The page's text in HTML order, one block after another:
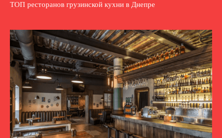
ТОП ресторанов грузинской кухни в Днепре